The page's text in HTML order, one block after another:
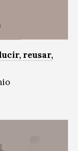
reusar,